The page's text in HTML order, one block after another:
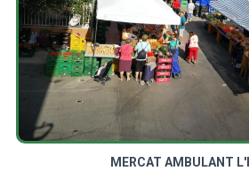
MERCAT AMBULANT